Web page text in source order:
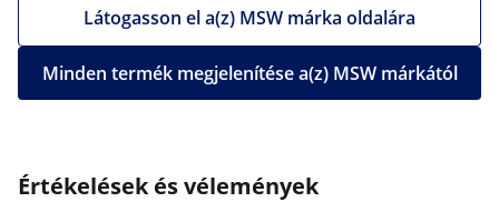
Látogasson el a(z) MSW márka oldalára
Minden termék megjelenítése a(z) MSW márkától
Értékelések és vélemények